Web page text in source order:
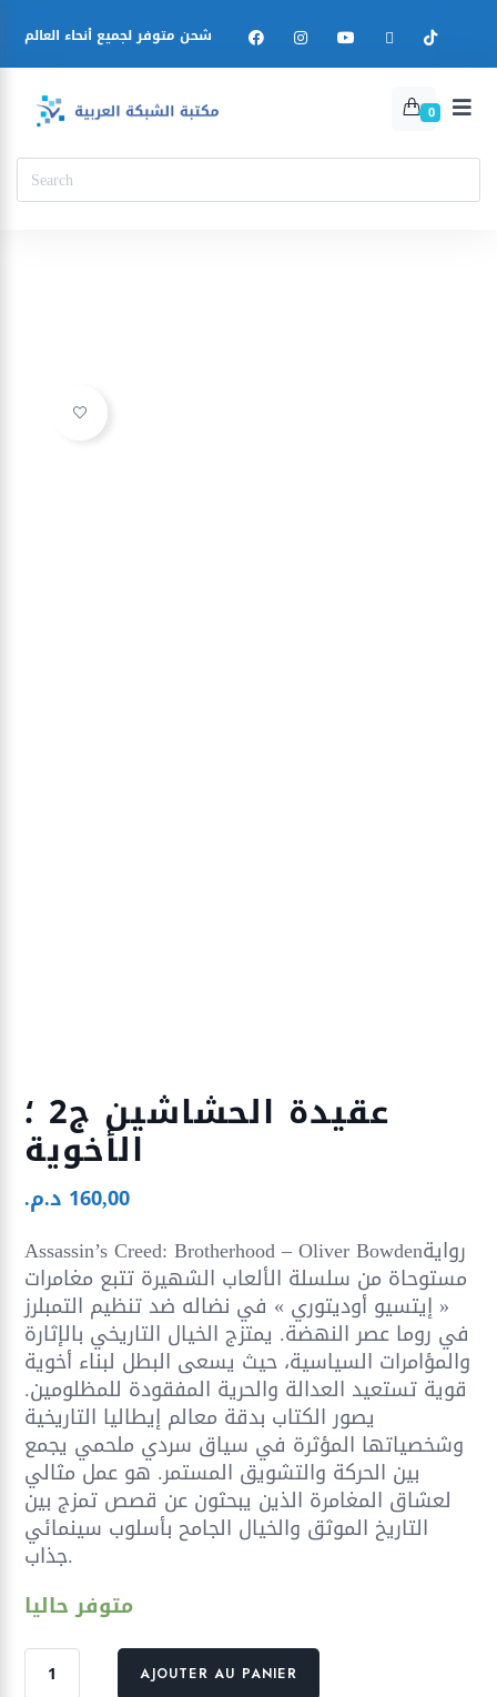
شحن متوفر لجميع أنحاء العالم
0
عقيدة الحشاشين ج2 ؛
الأخوية
160,00 د.م.
Assassin’s Creed: Brotherhood – Oliver Bowdenرواية
مستوحاة من سلسلة الألعاب الشهيرة تتبع مغامرات
« إيتسيو أوديتوري » في نضاله ضد تنظيم التمبلرز
في روما عصر النهضة. يمتزج الخيال التاريخي بالإثارة
والمؤامرات السياسية، حيث يسعى البطل لبناء أخوية
قوية تستعيد العدالة والحرية المفقودة للمظلومين.
يصور الكتاب بدقة معالم إيطاليا التاريخية
وشخصياتها المؤثرة في سياق سردي ملحمي يجمع
بين الحركة والتشويق المستمر. هو عمل مثالي
لعشاق المغامرة الذين يبحثون عن قصص تمزج بين
التاريخ الموثق والخيال الجامح بأسلوب سينمائي
جذاب.
متوفر حاليا
quantité
AJOUTER AU PANIER